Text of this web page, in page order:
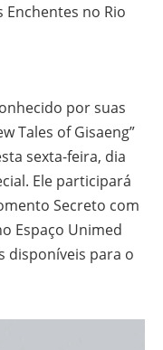
Enchentes no Rio
por suas
Tales of Gisaeng”
sexta-feira, dia
Ele participará
Secreto com
Espaço Unimed
disponíveis para o